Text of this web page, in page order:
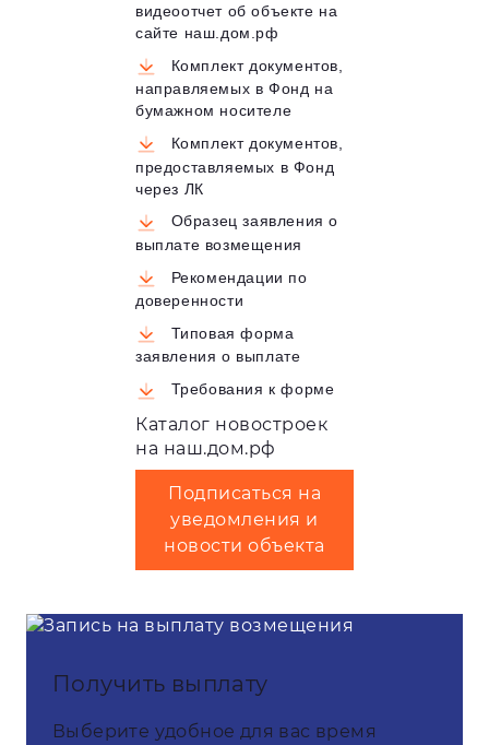
видеоотчет об объекте на
сайте наш.дом.рф
Комплект документов,
направляемых в Фонд на
бумажном носителе
Комплект документов,
предоставляемых в Фонд
через ЛК
Образец заявления о
выплате возмещения
Рекомендации по
доверенности
Типовая форма
заявления о выплате
Требования к форме
Каталог новостроек
на наш.дом.рф
Подписаться на
уведомления и
новости объекта
Получить выплату
Выберите удобное для вас время